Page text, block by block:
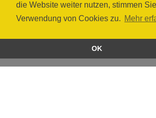
die Website weiter nutzen, stimmen
Verwendung von Cookies zu. Mehr
OK
Zentrale +423 237 61 61 · info@hpz.li
Home
Impressum